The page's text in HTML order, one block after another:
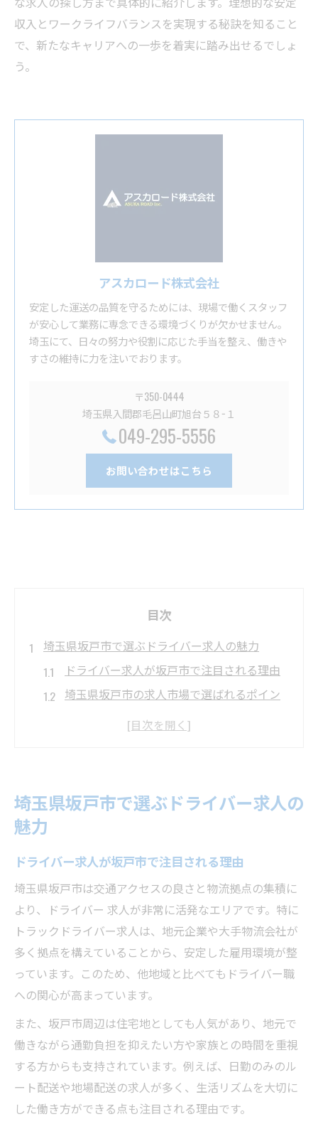
収入とワークライフバランスを実現する秘訣を知ること
で、新たなキャリアへの一歩を着実に踏み出せるでしょ
う。
アスカロード株式会社
安定した運送の品質を守るためには、現場で働くスタッフ
が安心して業務に専念できる環境づくりが欠かせません。
埼玉にて、日々の努力や役割に応じた手当を整え、働きや
すさの維持に力を注いでおります。
〒350-0444
埼玉県入間郡毛呂山町旭台５８−１
049-295-5556
お問い合わせはこちら
目次
埼玉県坂戸市で選ぶドライバー求人の魅力
ドライバー求人が坂戸市で注目される理由
埼玉県坂戸市の求人市場で選ばれるポイン
転職者に人気のドライバー求人の傾向
正社員として安定収入が実現できる方法
正社員ドライバー求人で叶う安定収入の秘
ドライバー求人選びで安定収入を得るポイ
ント
坂戸市で安定収入を実現する求人の条件
正社員求人が収入面で有利な理由を解説
ドライバー求人選定で失敗しない収入確保
法
未経験やブランク歓迎の求人探しポイント
未経験歓迎ドライバー求人の見極め方
ブランクありでも安心な求人の選び方
未経験者が応募しやすいドライバー求人特
埼玉県坂戸市で選ぶドライバー求人の
魅力
ドライバー求人が坂戸市で注目される理由
埼玉県坂戸市は交通アクセスの良さと物流拠点の集積に
より、ドライバー 求人が非常に活発なエリアです。特に
トラックドライバー求人は、地元企業や大手物流会社が
多く拠点を構えていることから、安定した雇用環境が整
っています。このため、他地域と比べてもドライバー職
への関心が高まっています。
また、坂戸市周辺は住宅地としても人気があり、地元で
働きながら通勤負担を抑えたい方や家族との時間を重視
する方からも支持されています。例えば、日勤のみのル
ート配送や地場配送の求人が多く、生活リズムを大切に
した働き方ができる点も注目される理由です。